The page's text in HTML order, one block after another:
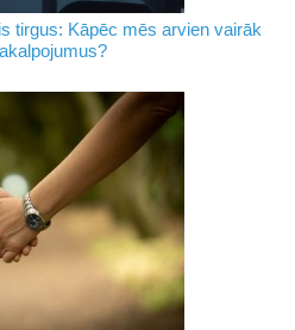
tirgus: Kāpēc mēs arvien vairāk